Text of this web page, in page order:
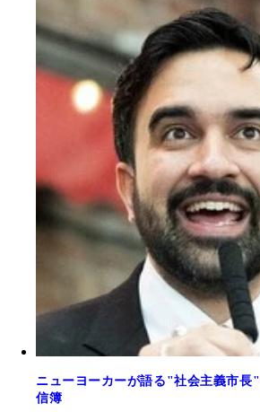
ニューヨーカーが語る"社会主義市長
信簿